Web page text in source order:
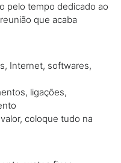
pelo tempo dedicado ao
que acaba
Internet, softwares,
ligações,
coloque tudo na